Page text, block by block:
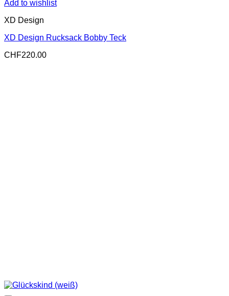
Add to wishlist
XD Design
XD Design Rucksack Bobby Teck
CHF220.00